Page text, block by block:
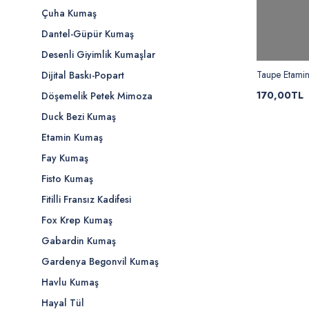
Çuha Kumaş
Dantel-Güpür Kumaş
Desenli Giyimlik Kumaşlar
Dijital Baskı-Popart
Döşemelik Petek Mimoza
Duck Bezi Kumaş
Etamin Kumaş
Fay Kumaş
Fisto Kumaş
Fitilli Fransız Kadifesi
Fox Krep Kumaş
Gabardin Kumaş
Gardenya Begonvil Kumaş
Havlu Kumaş
Hayal Tül
Taupe Etamin
170,00TL